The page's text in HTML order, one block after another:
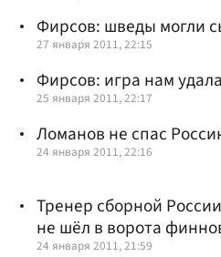
Фирсов: шведы могли
27 января 2011, 22:15
Фирсов: игра нам
25 января 2011, 22:17
Ломанов не спас
24 января 2011, 22:16
Тренер сборной
не шёл в ворота
24 января 2011, 21:59